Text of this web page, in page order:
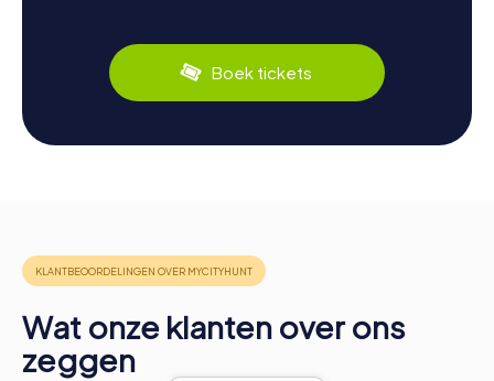
Boek tickets
Wat onze klanten over ons
zeggen